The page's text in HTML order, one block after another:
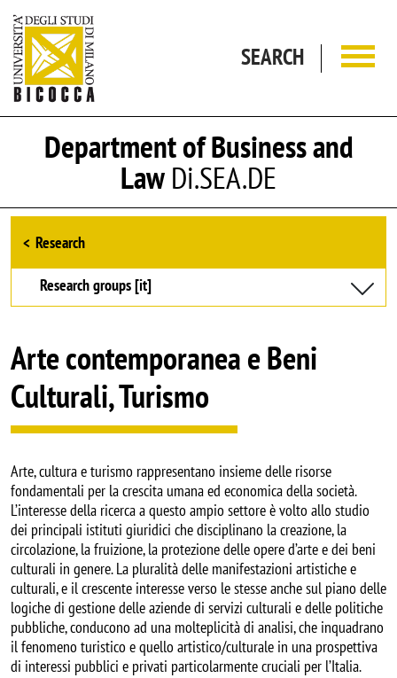
SEARCH
Department of Business and
LawDi.SEA.DE
Browse the section
Research
Research groups [it]
Arte contemporanea e Beni
Culturali, Turismo
Arte, cultura e turismo rappresentano insieme delle risorse
fondamentali per la crescita umana ed economica della società.
L’interesse della ricerca a questo ampio settore è volto allo studio
dei principali istituti giuridici che disciplinano la creazione, la
circolazione, la fruizione, la protezione delle opere d’arte e dei beni
culturali in genere. La pluralità delle manifestazioni artistiche e
culturali, e il crescente interesse verso le stesse anche sul piano delle
logiche di gestione delle aziende di servizi culturali e delle politiche
pubbliche, conducono ad una molteplicità di analisi, che inquadrano
il fenomeno turistico e quello artistico/culturale in una prospettiva
di interessi pubblici e privati particolarmente cruciali per l’Italia.